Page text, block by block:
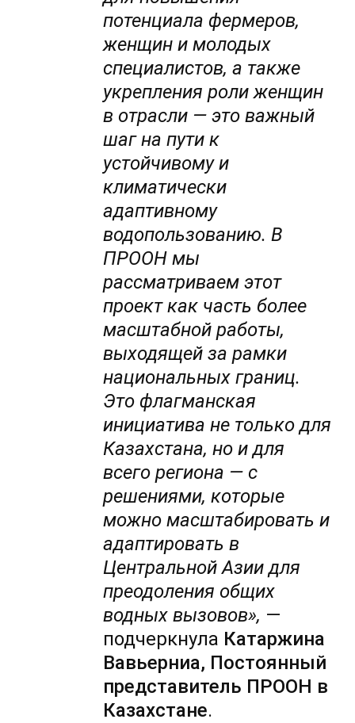
потенциала фермеров,
женщин и молодых
специалистов, а также
укрепления роли женщин
в отрасли — это важный
шаг на пути к
устойчивому и
климатически
адаптивному
водопользованию. В
ПРООН мы
рассматриваем этот
проект как часть более
масштабной работы,
выходящей за рамки
национальных границ.
Это флагманская
инициатива не только для
Казахстана, но и для
всего региона — с
решениями, которые
можно масштабировать и
адаптировать в
Центральной Азии для
преодоления общих
водных вызовов», —
подчеркнула Катаржина
Вавьерниа, Постоянный
представитель ПРООН в
Казахстане.